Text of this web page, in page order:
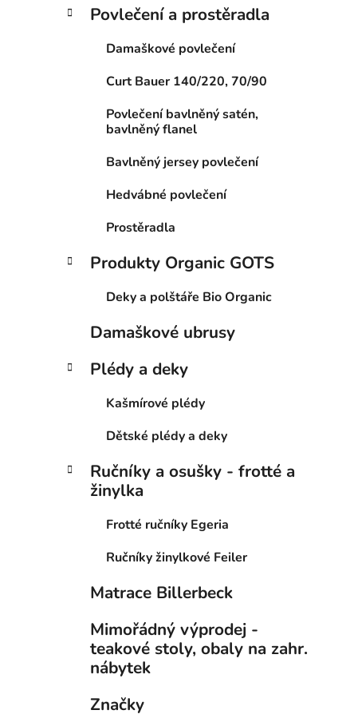
Povlečení a prostěradla
Damaškové povlečení
Curt Bauer 140/220, 70/90
Povlečení bavlněný satén,
bavlněný flanel
Bavlněný jersey povlečení
Hedvábné povlečení
Prostěradla
Produkty Organic GOTS
Deky a polštáře Bio Organic
Damaškové ubrusy
Plédy a deky
Kašmírové plédy
Dětské plédy a deky
Ručníky a osušky - frotté a
žinylka
Frotté ručníky Egeria
Ručníky žinylkové Feiler
Matrace Billerbeck
Mimořádný výprodej -
teakové stoly, obaly na zahr.
nábytek
Značky